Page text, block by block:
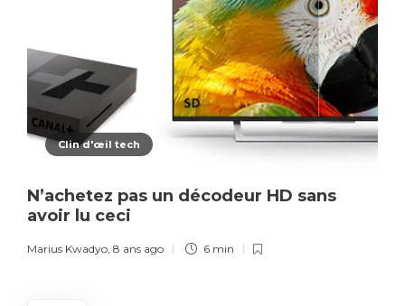
Clin d'œil tech
N’achetez pas un décodeur HD sans
avoir lu ceci
Marius Kwadyo 8 ans ago 6 min